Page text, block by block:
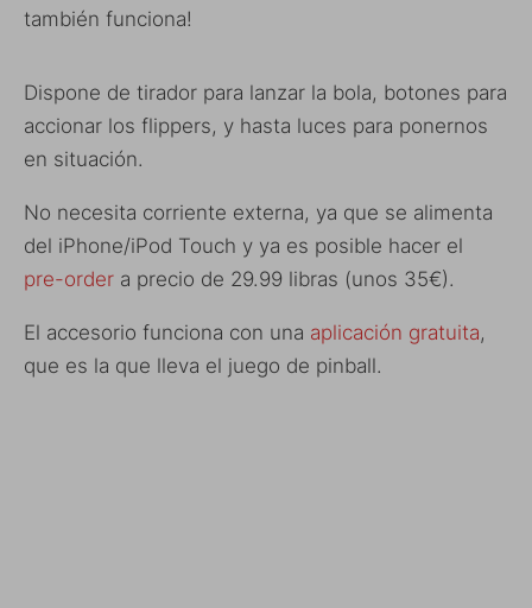
también funciona!
Dispone de tirador para lanzar la bola, botones para
accionar los flippers, y hasta luces para ponernos
en situación.
No necesita corriente externa, ya que se alimenta
del iPhone/iPod Touch y ya es posible hacer el
pre-order a precio de 29.99 libras (unos 35€).
El accesorio funciona con una aplicación gratuita,
que es la que lleva el juego de pinball.